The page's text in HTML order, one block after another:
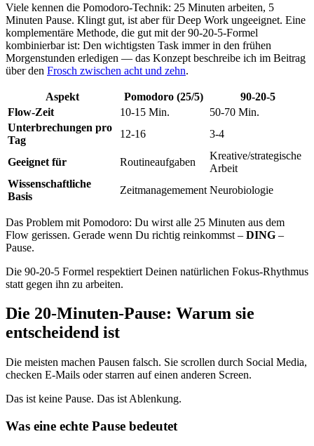
Viele kennen die Pomodoro-Technik: 25 Minuten arbeiten, 5
Minuten Pause. Klingt gut, ist aber für Deep Work ungeeignet. Eine
komplementäre Methode, die gut mit der 90-20-5-Formel
kombinierbar ist: Den wichtigsten Task immer in den frühen
Morgenstunden erledigen — das Konzept beschreibe ich im Beitrag
über den Frosch zwischen acht und zehn.
Aspekt Pomodoro (25/5)
90-20-5
Flow-Zeit
10-15 Min.
50-70 Min.
Unterbrechungen pro
Tag
12-16 3-4
Geeignet für Routineaufgaben
Kreative/strategische
Arbeit
Wissenschaftliche
Basis
Zeitmanagemement Neurobiologie
Das Problem mit Pomodoro: Du wirst alle 25 Minuten aus dem
Flow gerissen. Gerade wenn Du richtig reinkommst – DING –
Pause.
Die 90-20-5 Formel respektiert Deinen natürlichen Fokus-Rhythmus
statt gegen ihn zu arbeiten.
Die 20-Minuten-Pause: Warum sie
entscheidend ist
Die meisten machen Pausen falsch. Sie scrollen durch Social Media,
checken E-Mails oder starren auf einen anderen Screen.
Das ist keine Pause. Das ist Ablenkung.
Was eine echte Pause bedeutet